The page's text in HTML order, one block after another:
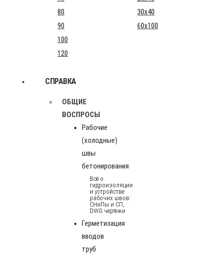
80
30x40
90
60x100
100
120
СПРАВКА
ОБЩИЕ
ВОСПРОСЫ
Рабочие
(холодные)
швы
бетонирования
Всё о
гидроизоляции
и устройстве
рабочих швов:
СНиПы и СП,
DWG чертежи
Герметизация
вводов
труб